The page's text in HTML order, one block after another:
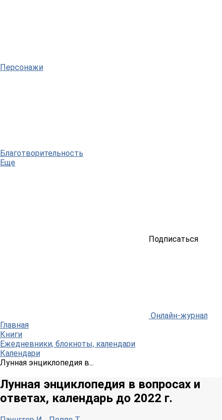
Персонажи
Благотворительность
Еще
Подписаться
Онлайн-журнал
Главная
Книги
Ежедневники, блокноты, календари
Календари
Лунная энциклопедия в...
Лунная энциклопедия в вопросах и
ответах, календарь до 2022 г.